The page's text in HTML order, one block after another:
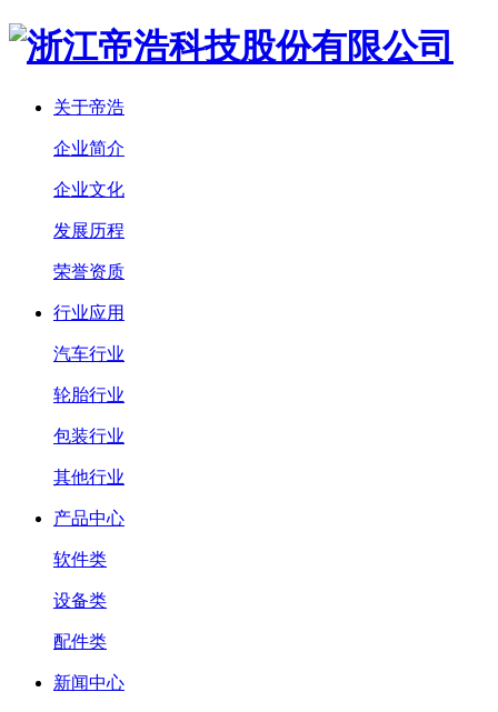
关于帝浩
企业简介
企业文化
发展历程
荣誉资质
行业应用
汽车行业
轮胎行业
包装行业
其他行业
产品中心
软件类
设备类
配件类
新闻中心